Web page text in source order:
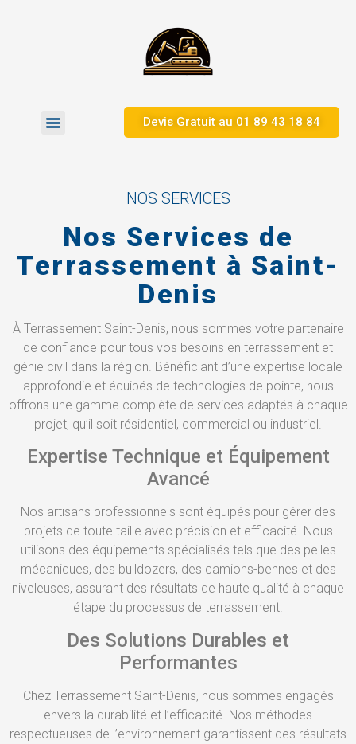
Devis Gratuit au 01 89 43 18 84
NOS SERVICES
Nos Services de
Terrassement à Saint-
Denis
À Terrassement Saint-Denis, nous sommes votre partenaire
de confiance pour tous vos besoins en terrassement et
génie civil dans la région. Bénéficiant d’une expertise locale
approfondie et équipés de technologies de pointe, nous
offrons une gamme complète de services adaptés à chaque
projet, qu’il soit résidentiel, commercial ou industriel.
Expertise Technique et Équipement
Avancé
Nos artisans professionnels sont équipés pour gérer des
projets de toute taille avec précision et efficacité. Nous
utilisons des équipements spécialisés tels que des pelles
mécaniques, des bulldozers, des camions-bennes et des
niveleuses, assurant des résultats de haute qualité à chaque
étape du processus de terrassement.
Des Solutions Durables et
Performantes
Chez Terrassement Saint-Denis, nous sommes engagés
envers la durabilité et l’efficacité. Nos méthodes
respectueuses de l’environnement garantissent des résultats